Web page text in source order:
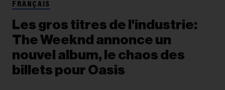
FRANÇAIS
Les gros titres de l'industrie:
The Weeknd annonce un
nouvel album, le chaos des
billets pour Oasis